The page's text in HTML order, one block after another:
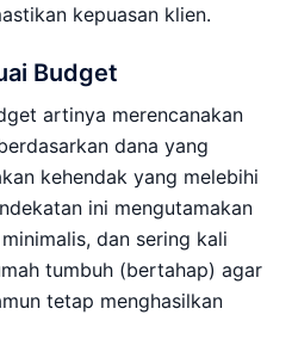
kepuasan klien.
Budget
artinya merencanakan
dana yang
kehendak yang melebihi
ini mengutamakan
dan sering kali
tumbuh (bertahap) agar
tetap menghasilkan